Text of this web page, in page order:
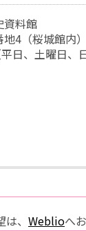
資料館
4（桜城館内）
日、土曜日、
、 Weblioへ